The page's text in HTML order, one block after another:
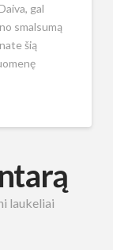
gal
smalsumą
šią
laukeliai